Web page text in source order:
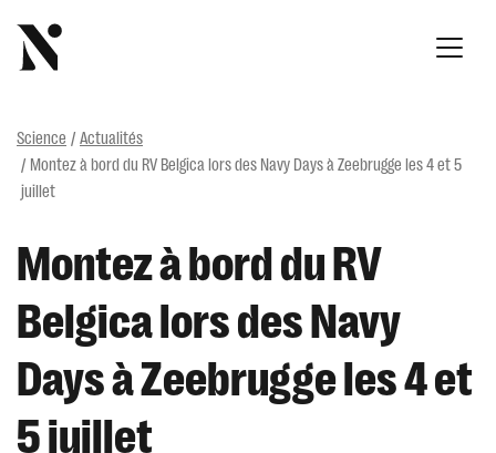
Science
Actualités
Montez à bord du RV Belgica lors des Navy Days à Zeebrugge les 4 et 5
juillet
Montez à bord du RV
Belgica lors des Navy
Days à Zeebrugge les 4 et
5 juillet